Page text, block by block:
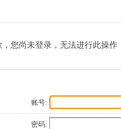
索
，您尚未登录，无法进行此操作
账号:
密码: